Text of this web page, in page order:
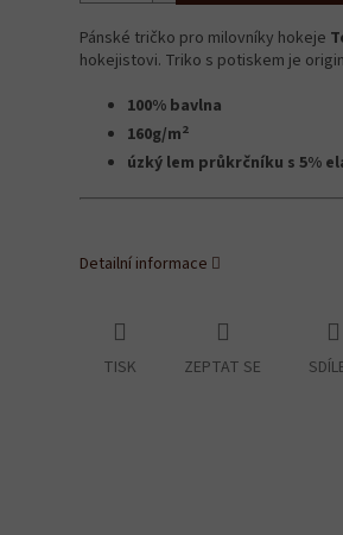
Pánské tričko pro milovníky hokeje
hokejistovi. Triko s potiskem je
100% bavlna
160g/m2
úzký lem průkrčníku s 5%
Detailní informace
TISK ZEPTAT SE